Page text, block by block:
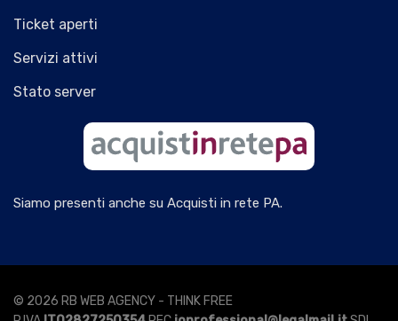
Ticket aperti
Servizi attivi
Stato server
Siamo presenti anche su Acquisti in rete PA.
© 2026 RB WEB AGENCY - THINK FREE